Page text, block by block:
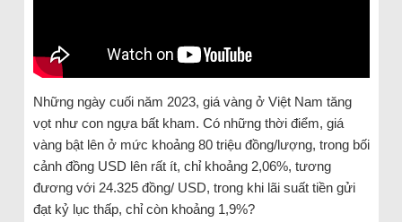
Những ngày cuối năm 2023, giá vàng ở Việt Nam tăng
vọt như con ngựa bất kham. Có những thời điểm, giá
vàng bật lên ở mức khoảng 80 triệu đồng/lượng, trong bối
cảnh đồng USD lên rất ít, chỉ khoảng 2,06%, tương
đương với 24.325 đồng/ USD, trong khi lãi suất tiền gửi
đạt kỷ lục thấp, chỉ còn khoảng 1,9%?